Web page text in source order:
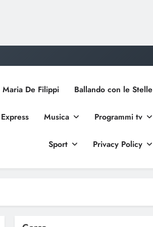
De Filippi Ballando con le Stelle
Musica Programmi tv
Sport Privacy Policy